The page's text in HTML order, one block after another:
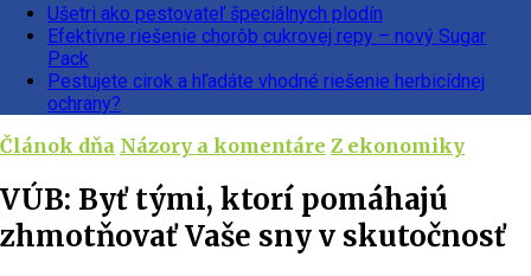
Ušetri ako pestovateľ špeciálnych plodín
Efektívne riešenie chorôb cukrovej repy – nový Sugar
Pack
Pestujete cirok a hľadáte vhodné riešenie herbicídnej
ochrany?
Článok dňa Názory a komentáre Z ekonomiky
VÚB: Byť tými, ktorí pomáhajú
zhmotňovať Vaše sny v skutočnosť